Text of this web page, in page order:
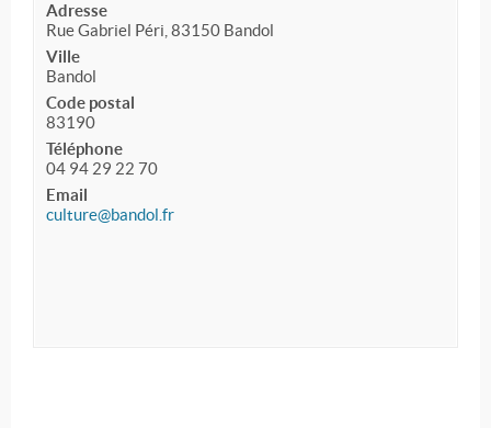
Adresse
Rue Gabriel Péri, 83150 Bandol
Ville
Bandol
Code postal
83190
Téléphone
04 94 29 22 70
Email
culture@bandol.fr